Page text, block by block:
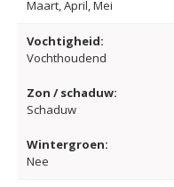
Maart, April, Mei
Vochtigheid:
Vochthoudend
Zon / schaduw:
Schaduw
Wintergroen:
Nee